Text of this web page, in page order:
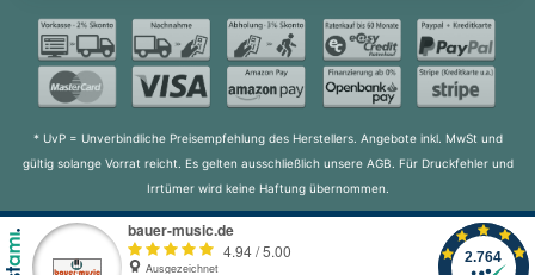
* UvP = Unverbindliche Preisempfehlung des Herstellers. Angebote inkl. MwSt und
gültig solange Vorrat reicht. Es gelten ausschließlich unsere AGB. Für Druckfehler und
Irrtümer wird keine Haftung übernommen.